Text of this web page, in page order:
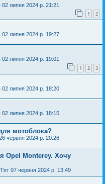
02 липня 2024 р. 21:21
1 2
02 липня 2024 р. 19:27
02 липня 2024 р. 19:01
1 2 3
02 липня 2024 р. 18:20
02 липня 2024 р. 18:15
мотоблока?
червня 2024 р. 20:26
Opel Monterey. Хочу
07 червня 2024 р. 13:49